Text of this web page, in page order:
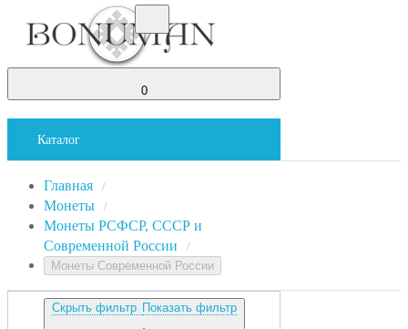
0
Каталог
Главная /
Монеты /
Монеты РСФСР, СССР и
Современной России
/
Монеты Современной России
Скрыть фильтр Показать фильтр